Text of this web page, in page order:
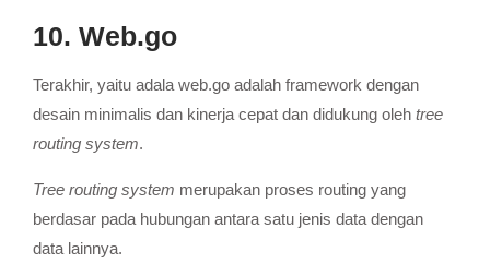
10. Web.go
Terakhir, yaitu adala web.go adalah framework dengan
desain minimalis dan kinerja cepat dan didukung oleh tree
routing system.
Tree routing system merupakan proses routing yang
berdasar pada hubungan antara satu jenis data dengan
data lainnya.